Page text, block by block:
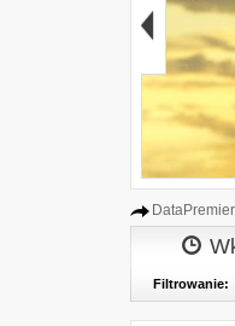
Filtrowanie: